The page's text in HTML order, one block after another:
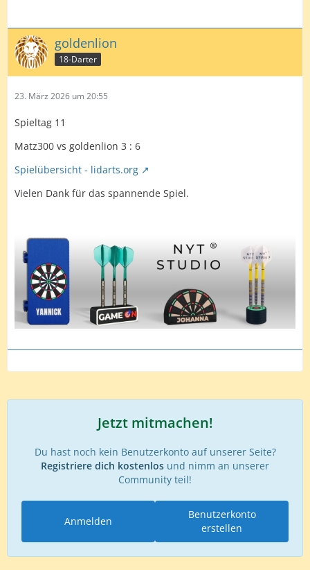
goldenlion
18-Darter
23. März 2026 um 20:55
Spieltag 11
Matz300 vs goldenlion 3 : 6
Spielübersicht - lidarts.org
Vielen Dank für das spannende Spiel.
Jetzt mitmachen!
Du hast noch kein Benutzerkonto auf unserer Seite?
Registriere dich kostenlos und nimm an unserer
Community teil!
Benutzerkonto
erstellen
Anmelden